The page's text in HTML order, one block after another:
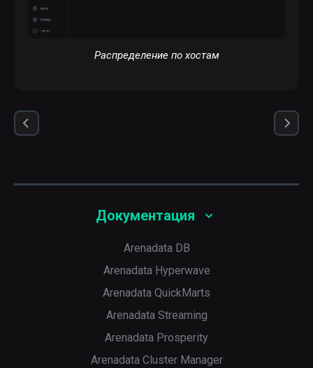
Распределение по хостам
Документация
Arenadata DB
Arenadata Hyperwave
Arenadata QuickMarts
Arenadata Streaming
Arenadata Prosperity
Arenadata Cluster Manager